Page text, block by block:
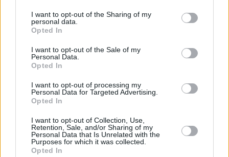
I want to opt-out of the Sharing of my
personal data.
Opted In
I want to opt-out of the Sale of my
Personal Data.
Opted In
I want to opt-out of processing my
Personal Data for Targeted Advertising.
Opted In
I want to opt-out of Collection, Use,
Retention, Sale, and/or Sharing of my
Personal Data that Is Unrelated with the
Purposes for which it was collected.
Opted In